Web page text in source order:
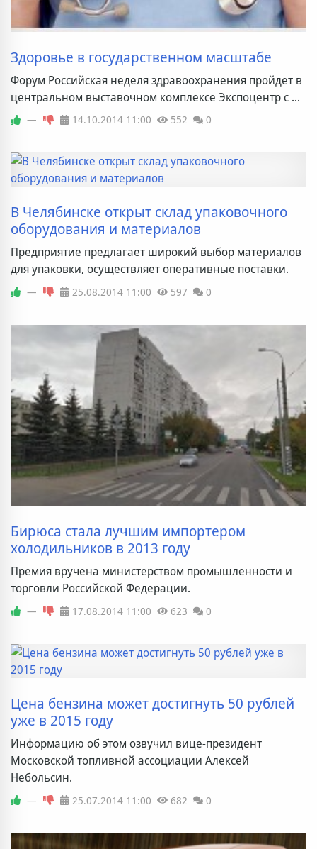
Здоровье в государственном масштабе
Форум Российская неделя здравоохранения пройдет в
центральном выставочном комплексе Экспоцентр с ...
— 14.10.2014 11:00 552 0
В Челябинске открыт склад упаковочного
оборудования и материалов
Предприятие предлагает широкий выбор материалов
для упаковки, осуществляет оперативные поставки.
— 25.08.2014 11:00 597 0
Бирюса стала лучшим импортером
холодильников в 2013 году
Премия вручена министерством промышленности и
торговли Российской Федерации.
— 17.08.2014 11:00 623 0
Цена бензина может достигнуть 50 рублей
уже в 2015 году
Информацию об этом озвучил вице-президент
Московской топливной ассоциации Алексей
Небольсин.
— 25.07.2014 11:00 682 0